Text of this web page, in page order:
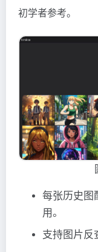
初学者参考。
每张历史图
用。
支持图片反